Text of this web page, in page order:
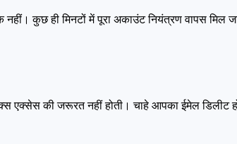
कुछ ही मिनटों में पूरा अकाउंट नियंत्रण वापस मिल
एक्सेस की जरूरत नहीं होती। चाहे आपका ईमेल डिलीट